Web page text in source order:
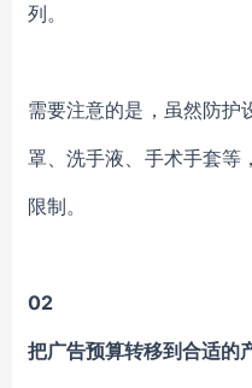
列。
需要注意的是，虽然防护
罩、洗手液、手术手套等
限制。
02
把广告预算转移到合适的